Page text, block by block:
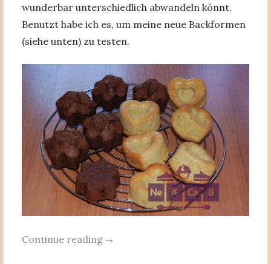
wunderbar unterschiedlich abwandeln könnt.
Benutzt habe ich es, um meine neue Backformen
(siehe unten) zu testen.
Continue reading →